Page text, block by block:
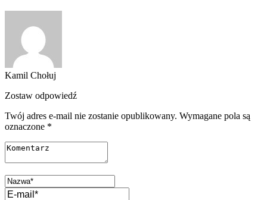
Kamil Chołuj
Zostaw odpowiedź
Twój adres e-mail nie zostanie opublikowany. Wymagane pola są
oznaczone *